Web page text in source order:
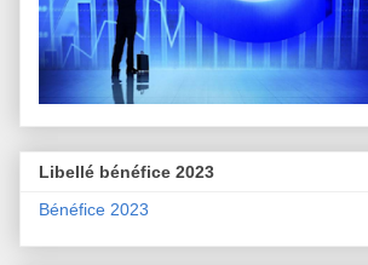
Libellé bénéfice 2023
Bénéfice 2023